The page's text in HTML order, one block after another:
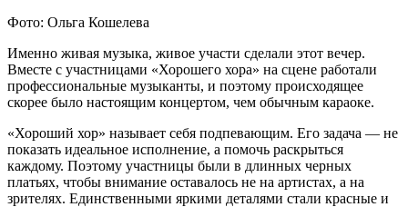
Фото: Ольга Кошелева
Именно живая музыка, живое участи сделали этот вечер.
Вместе с участницами «Хорошего хора» на сцене работали
профессиональные музыканты, и поэтому происходящее
скорее было настоящим концертом, чем обычным караоке.
«Хороший хор» называет себя подпевающим. Его задача — не
показать идеальное исполнение, а помочь раскрыться
каждому. Поэтому участницы были в длинных черных
платьях, чтобы внимание оставалось не на артистах, а на
зрителях. Единственными яркими деталями стали красные и